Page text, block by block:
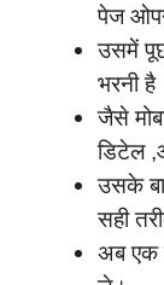
पेज
उसमें
भरनी
जैसे
डिटेल
उसके
सही
अब एक